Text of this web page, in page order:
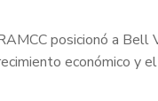
posicionó a
económico y